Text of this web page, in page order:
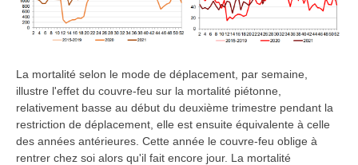
La mortalité selon le mode de déplacement, par semaine,
illustre l'effet du couvre-feu sur la mortalité piétonne,
relativement basse au début du deuxième trimestre pendant la
restriction de déplacement, elle est ensuite équivalente à celle
des années antérieures. Cette année le couvre-feu oblige à
rentrer chez soi alors qu'il fait encore jour. La mortalité